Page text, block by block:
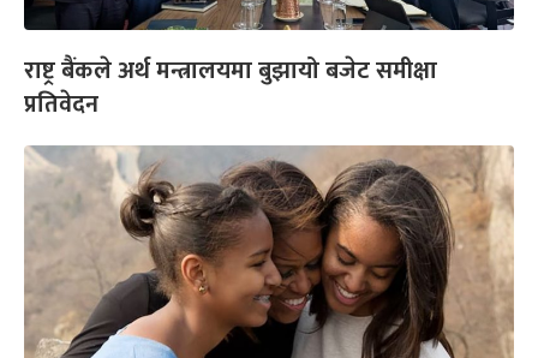
राष्ट्र बैंकले अर्थ मन्त्रालयमा बुझायो बजेट समीक्षा
प्रतिवेदन